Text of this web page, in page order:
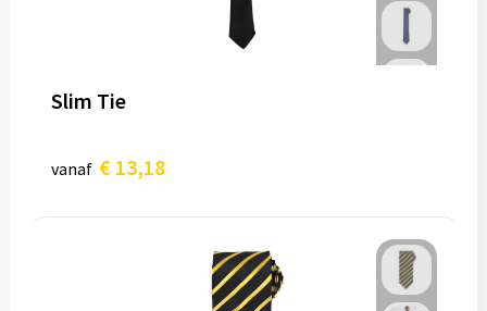
Slim Tie
vanaf € 13,18